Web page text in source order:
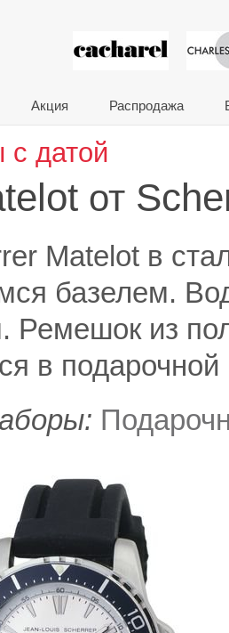
VIP
Акция Распродажа
с датой
от
Matelot в
базелем.
Ремешок из
в